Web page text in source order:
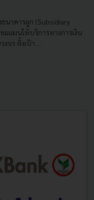
นาคารลูก (Subsidiary
มแผนให้บริการทางการเงิน
ร ตั้งเป้า ...